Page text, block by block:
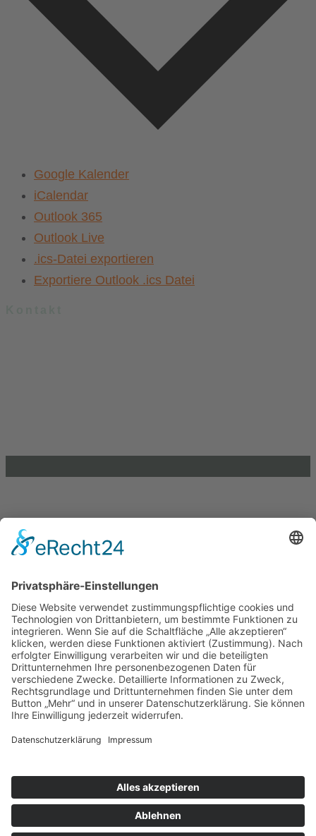
Google Kalender
iCalendar
Outlook 365
Outlook Live
.ics-Datei exportieren
Exportiere Outlook .ics Datei
Unterstütze die .lkj) Sachsen-Anhalt durch deine
Online-Einkäufe. Ganz ohne Mehrkosten.
Kontakt
Impressum
Datenschutzerklärung
Barrierefreiheitserklärung
Downloads
Facebook
Instagram Vimeo Youtube
Die lkj verwendet Cookies, um die Webseite
bestmöglich an die Bedürfnisse unserer Besucher